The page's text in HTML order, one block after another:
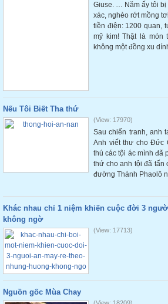
Giuse. … Năm ấy tôi
xác, nghèo rớt mồng
tiền điện: 1200 quan,
mỹ kim! Thật là
không một đồng xu
Nếu Tôi Biết Tha thứ
(View: 17970)
Sau chiến tranh, anh
Anh viết thư cho Đức
thú các tội ác mình đã
thứ cho anh tội đã tấn
đường Thánh Phaolô
Khác nhau chỉ 1 niệm khiến cuộc đời 3
không ngờ
(View: 17713)
Nguồn gốc Mùa Chay